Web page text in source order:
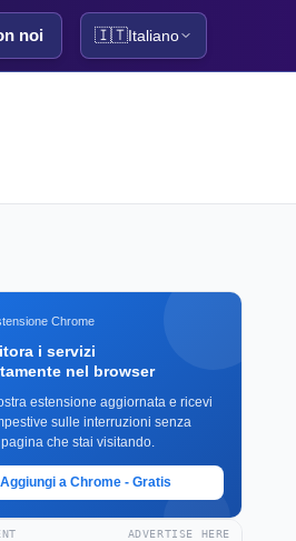
noi 🇮🇹Italiano
Chrome
i servizi
nel browser
estensione aggiornata e ricevi
sulle interruzioni senza
che stai visitando.
Aggiungi a Chrome - Gratis
ADVERTISE HERE